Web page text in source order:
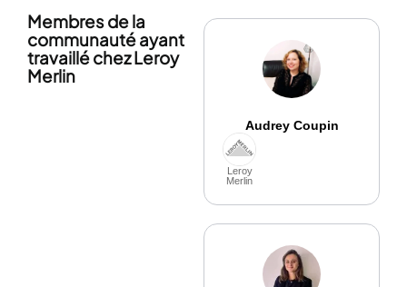
Membres de la
communauté ayant
travaillé chez Leroy
Merlin
Audrey Coupin
Leroy
Merlin